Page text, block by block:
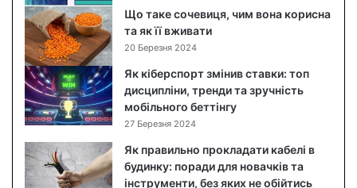
п
о
к
р
о
к
о
в
и
й
р
Що таке сочевиця, чим вона корисна
та як її вживати
20 Березня 2024
Як кіберспорт змінив ставки: топ
дисципліни, тренди та зручність
мобільного беттінгу
27 Березня 2024
Як правильно прокладати кабелі в
будинку: поради для новачків та
інструменти, без яких не обійтись